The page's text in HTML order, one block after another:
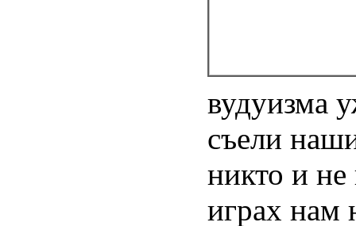
вудуизма
съели
никто и
играх нам